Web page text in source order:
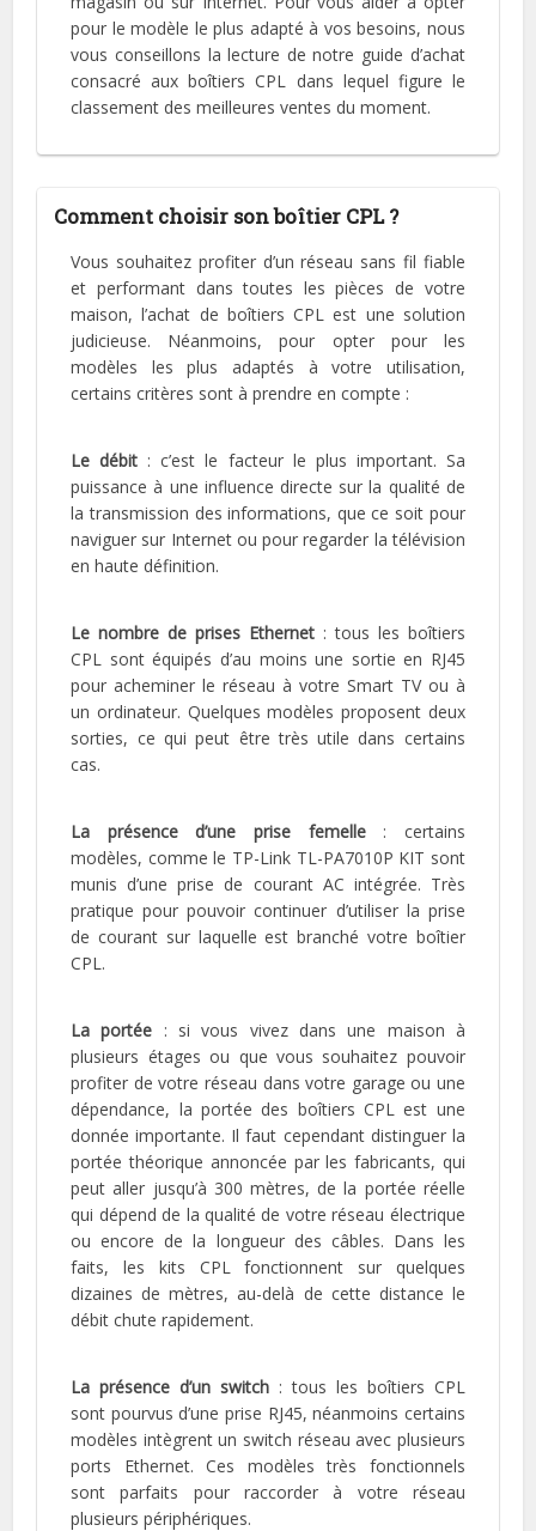
pour le modèle le plus adapté à vos besoins, nous
vous conseillons la lecture de notre guide d’achat
consacré aux boîtiers CPL dans lequel figure le
classement des meilleures ventes du moment.
Comment choisir son boîtier CPL ?
Vous souhaitez profiter d’un réseau sans fil fiable
et performant dans toutes les pièces de votre
maison, l’achat de boîtiers CPL est une solution
judicieuse. Néanmoins, pour opter pour les
modèles les plus adaptés à votre utilisation,
certains critères sont à prendre en compte :
Le débit : c’est le facteur le plus important. Sa
puissance à une influence directe sur la qualité de
la transmission des informations, que ce soit pour
naviguer sur Internet ou pour regarder la télévision
en haute définition.
Le nombre de prises Ethernet : tous les boîtiers
CPL sont équipés d’au moins une sortie en RJ45
pour acheminer le réseau à votre Smart TV ou à
un ordinateur. Quelques modèles proposent deux
sorties, ce qui peut être très utile dans certains
cas.
La présence d’une prise femelle: certains
modèles, comme le TP-Link TL-PA7010P KIT sont
munis d’une prise de courant AC intégrée. Très
pratique pour pouvoir continuer d’utiliser la prise
de courant sur laquelle est branché votre boîtier
CPL.
La portée : si vous vivez dans une maison à
plusieurs étages ou que vous souhaitez pouvoir
profiter de votre réseau dans votre garage ou une
dépendance, la portée des boîtiers CPL est une
donnée importante. Il faut cependant distinguer la
portée théorique annoncée par les fabricants, qui
peut aller jusqu’à 300 mètres, de la portée réelle
qui dépend de la qualité de votre réseau électrique
ou encore de la longueur des câbles. Dans les
faits, les kits CPL fonctionnent sur quelques
dizaines de mètres, au-delà de cette distance le
débit chute rapidement.
La présence d’un switch : tous les boîtiers CPL
sont pourvus d’une prise RJ45, néanmoins certains
modèles intègrent un switch réseau avec plusieurs
ports Ethernet. Ces modèles très fonctionnels
sont parfaits pour raccorder à votre réseau
plusieurs périphériques.